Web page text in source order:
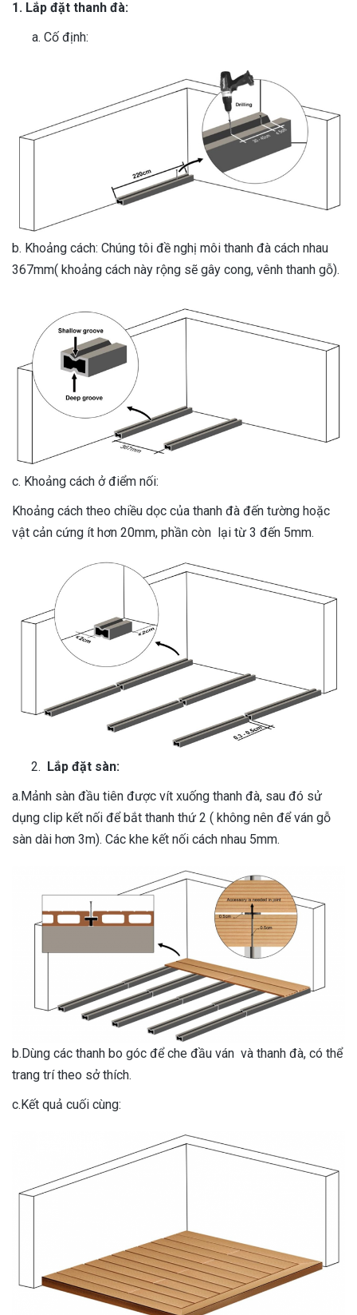
1. Lắp đặt thanh đà:
Cố định:
b. Khoảng cách: Chúng tôi đề nghị môi thanh đà cách nhau
367mm( khoảng cách này rộng sẽ gây cong, vênh thanh gỗ).
c. Khoảng cách ở điểm nối:
Khoảng cách theo chiều dọc của thanh đà đến tường hoặc
vật cản cứng ít hơn 20mm, phần còn lại từ 3 đến 5mm.
Lắp đặt sàn:
a.Mảnh sàn đầu tiên được vít xuống thanh đà, sau đó sử
dụng clip kết nối để bắt thanh thứ 2 ( không nên để ván gỗ
sàn dài hơn 3m). Các khe kết nối cách nhau 5mm.
b.Dùng các thanh bo góc để che đầu ván và thanh đà, có thể
trang trí theo sở thích.
c.Kết quả cuối cùng: